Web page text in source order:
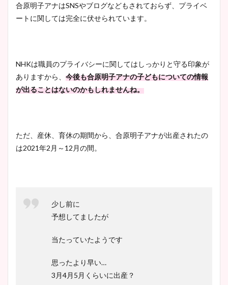
かわいい！カップや水着姿も
まとめた！
合原明子アナはSNSやブログなどもされておらず、プライベ
ートに関しては完全に伏せられています。
NHKは職員のプライバシーに関してはしっかりと守る印象が
ありますから、 今後も合原明子アナの子どもについての情報
が出ることはないのかもしれませんね。
ただ、産休、育休の期間から、合原明子アナが出産されたの
は2021年2月～12月の間。
少し前に
予想してましたが
当たっていたようです
思ったより早い…
3月4月5月くらいに出産？